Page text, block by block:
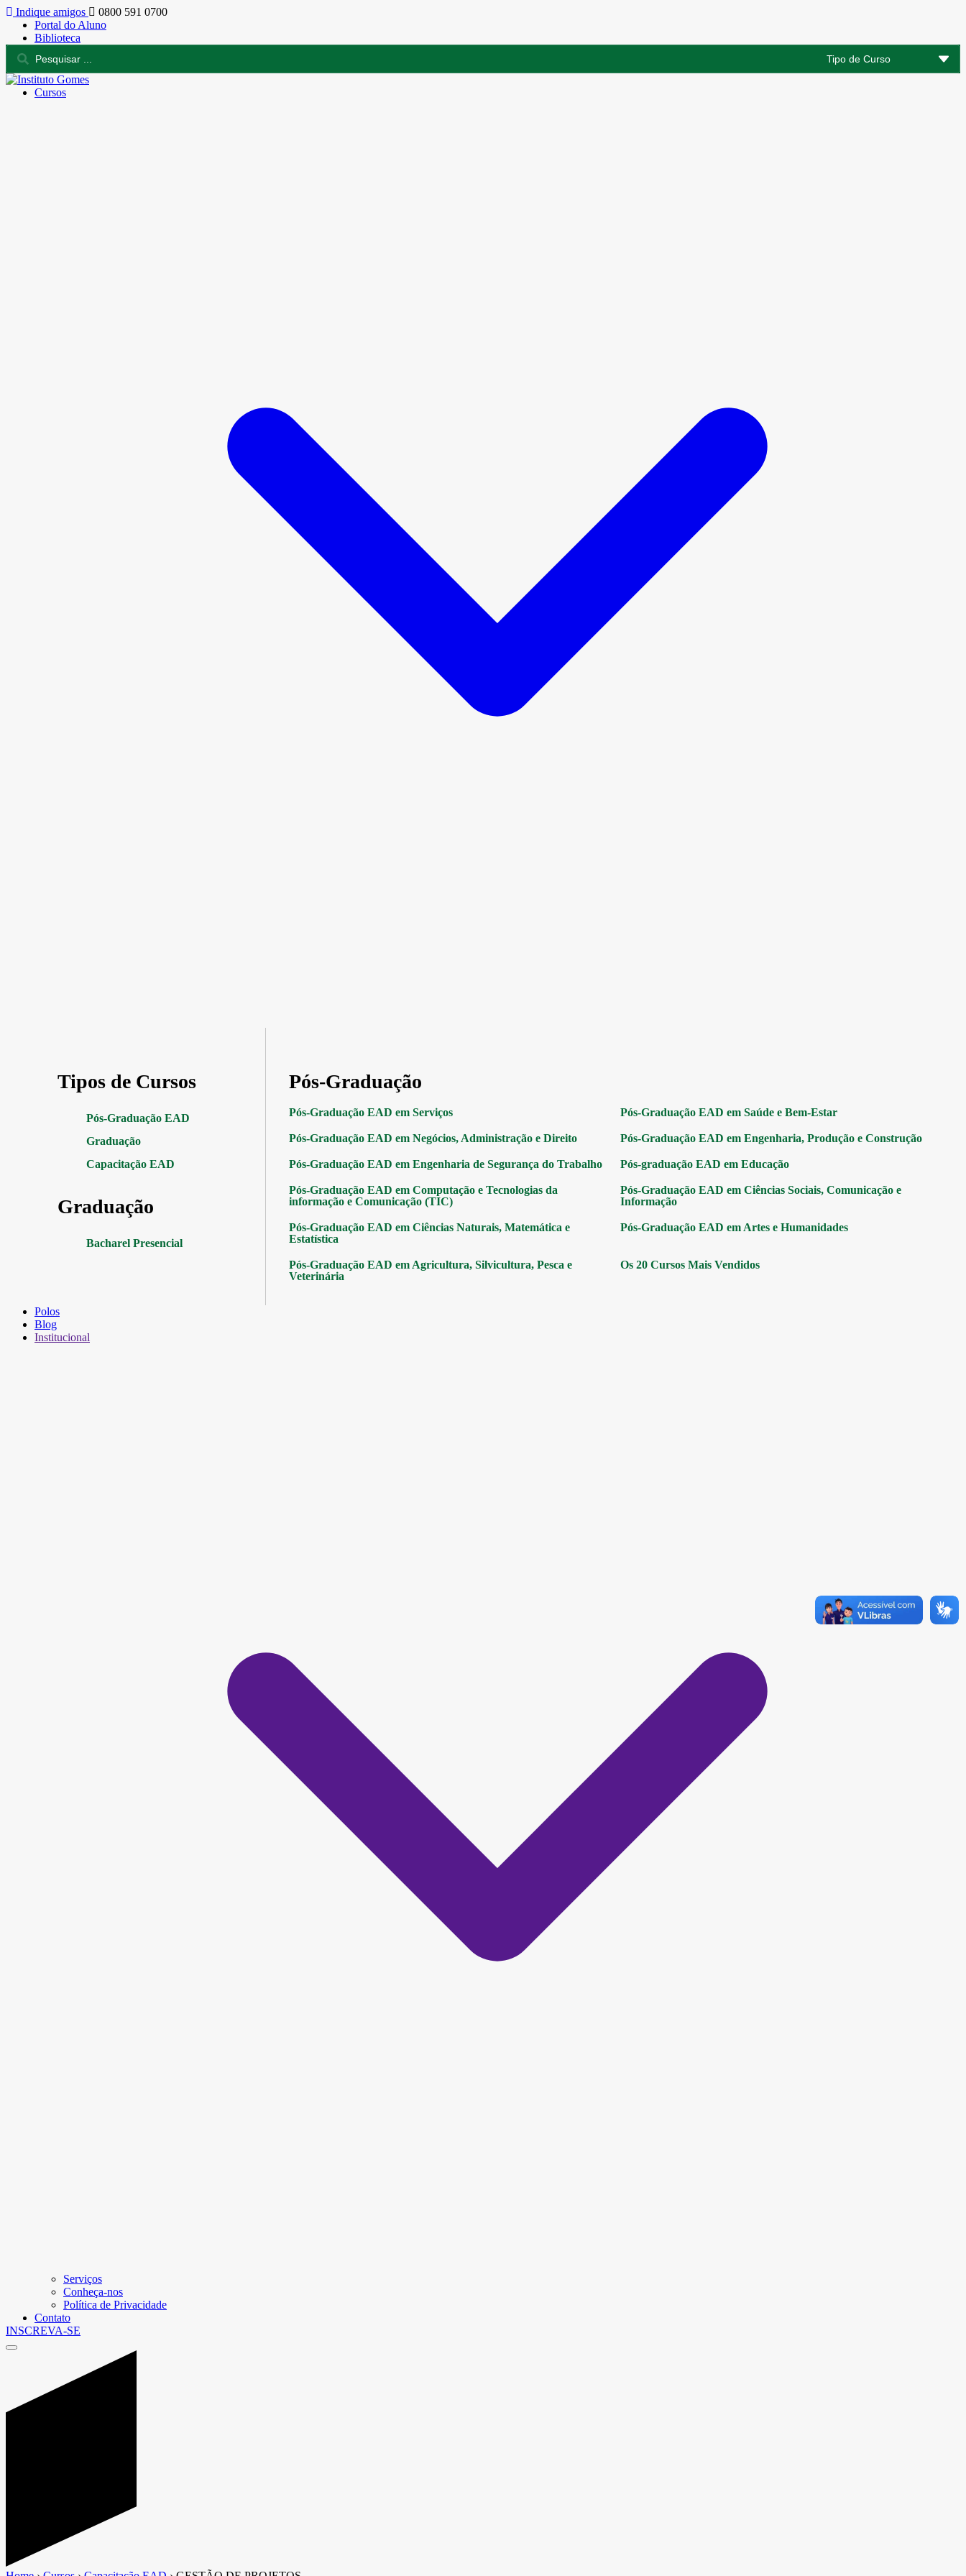
Indique amigos
0800 591 0700
Portal do Aluno
Biblioteca
Cursos
Tipos de Cursos
Pós-Graduação EAD
Graduação
Capacitação EAD
Graduação
Bacharel Presencial
Pós-Graduação
Pós-Graduação EAD em Serviços Pós-Graduação EAD em Saúde e Bem-Estar
Pós-Graduação EAD em Negócios, Administração e Direito Pós-Graduação EAD em Engenharia, Produção e Construção
Pós-Graduação EAD em Engenharia de Segurança do Trabalho Pós-graduação EAD em Educação
Pós-Graduação EAD em Computação e Tecnologias da
informação e Comunicação (TIC)
Pós-Graduação EAD em Ciências Sociais, Comunicação e
Informação
Pós-Graduação EAD em Ciências Naturais, Matemática e
Estatística
Pós-Graduação EAD em Artes e Humanidades
Pós-Graduação EAD em Agricultura, Silvicultura, Pesca e
Veterinária
Os 20 Cursos Mais Vendidos
Polos
Blog
Institucional
Serviços
Conheça-nos
Política de Privacidade
Contato
INSCREVA-SE